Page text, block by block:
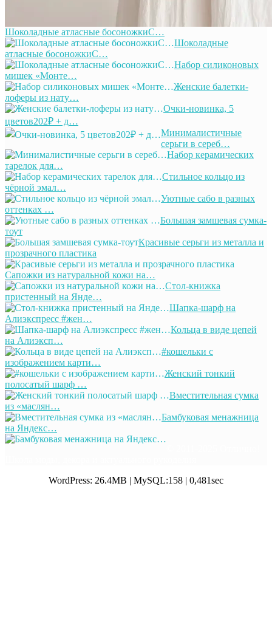
Шоколадные атласные босоножкиС…
Шоколадные
атласные босоножкиС…
Набор силиконовых
мишек «Монте…
Женские балетки-
лоферы из нату…
Очки-новинка, 5
цветов202₽ + д…
Минималистичные
серьги в сереб…
Набор керамических
тарелок для…
Стильное кольцо из
чёрной эмал…
Уютные сабо в разных
оттенках …
Большая замшевая сумка-
тоут
Красивые серьги из металла и
прозрачного пластика
Сапожки из натуральной кожи на…
Стол-книжка
пристенный на Янде…
Шапка-шарф на
Алиэкспресс #жен…
Кольца в виде цепей
на Алиэксп…
#кошельки с
изображением карти…
Женский тонкий
полосатый шарф …
Вместительная сумка
из «маслян…
Бамбуковая менажница
на Яндекс…
WordPress: 26.4MB | MySQL:158 | 0,481sec